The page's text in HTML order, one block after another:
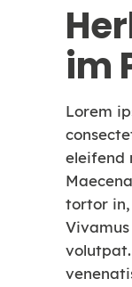
im
Lorem
eleifend
tortor in,